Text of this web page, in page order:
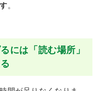
。
には「読む場所」